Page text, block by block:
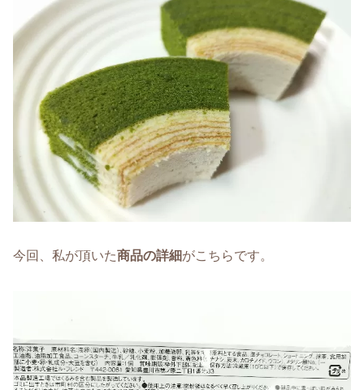
今回、私が頂いた商品の詳細がこちらです。